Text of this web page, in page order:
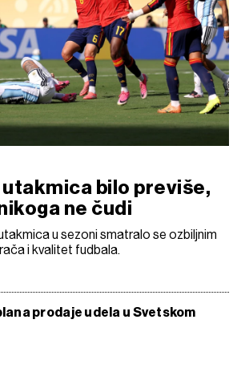
utakmica bilo previše,
ne čudi
u sezoni smatralo se ozbiljnim
i kvalitet fudbala.
prodaje udela u Svetskom